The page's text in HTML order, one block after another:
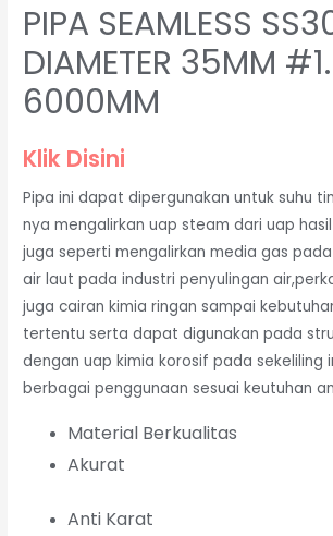
PIPA SEAMLESS
DIAMETER 35MM
6000MM
Klik Disini
Pipa ini dapat dipergunakan untuk suhu
nya mengalirkan uap steam dari uap
juga seperti mengalirkan media gas
air laut pada industri penyulingan
juga cairan kimia ringan sampai
tertentu serta dapat digunakan pada
dengan uap kimia korosif pada sekeliling
berbagai penggunaan sesuai keutuhan
Material Berkualitas
Akurat
Anti Karat